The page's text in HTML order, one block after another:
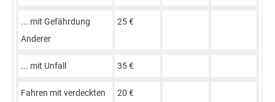
... mit Gefährdung
Anderer
25 €
... mit Unfall 35 €
Fahren mit verdeckten
20 €